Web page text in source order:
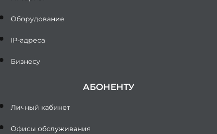
Оборудование
IP-адреса
Бизнесу
АБОНЕНТУ
Личный кабинет
Офисы обслуживания